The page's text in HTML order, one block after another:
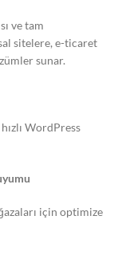
ve tam
sitelere, e-ticaret
sunar.
WordPress
için optimize